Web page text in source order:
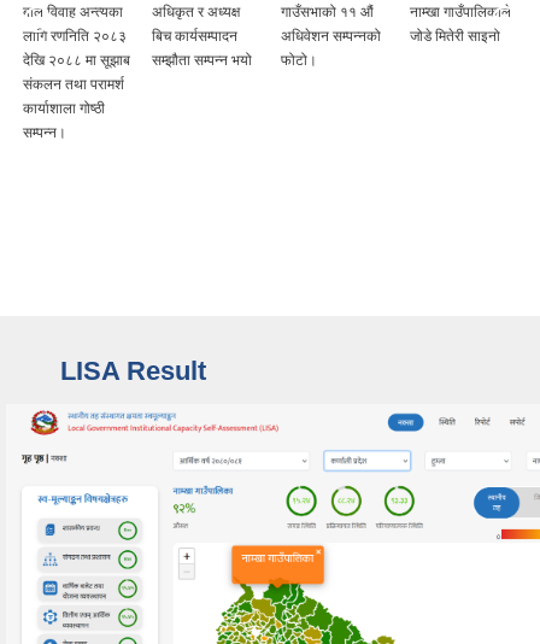
बाल विवाह अन्त्यका
लागि रणनिति २०८३
देखि २०८८ मा सूझाब
संकलन तथा परामर्श
कार्याशाला गोष्ठी
सम्पन्न।
अधिकृत र अध्यक्ष
बिच कार्यसम्पादन
सम्झौता सम्पन्न भयो
गाउँसभाको ११ ‌‌‍औं
अधिवेशन सम्पन्नको
फोटो।
नाम्खा गाउँपालिकाले
जोडे मितेरी साइनो
LISA Result